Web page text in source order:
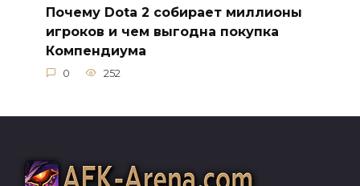
Почему Dota 2 собирает миллионы
игроков и чем выгодна покупка
Компендиума
0 252